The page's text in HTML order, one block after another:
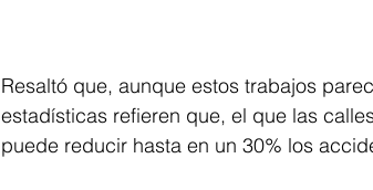
Resaltó que, aunque estos trabajos
estadísticas refieren que, el que las
puede reducir hasta en un 30% los